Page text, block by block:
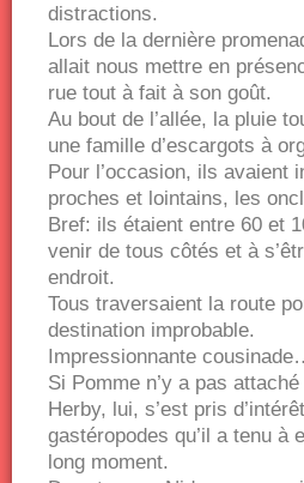
distractions.
Lors de la dernière
allait nous mettre en
rue tout à fait à son goût.
Au bout de l’allée, la pluie
une famille d’escargots à
Pour l’occasion, ils avaient
proches et lointains, les
Bref: ils étaient entre 60 et
venir de tous côtés et à
endroit.
Tous traversaient la route
destination improbable.
Impressionnante
Si Pomme n’y a pas
Herby, lui, s’est pris
gastéropodes qu’il a tenu à
long moment.